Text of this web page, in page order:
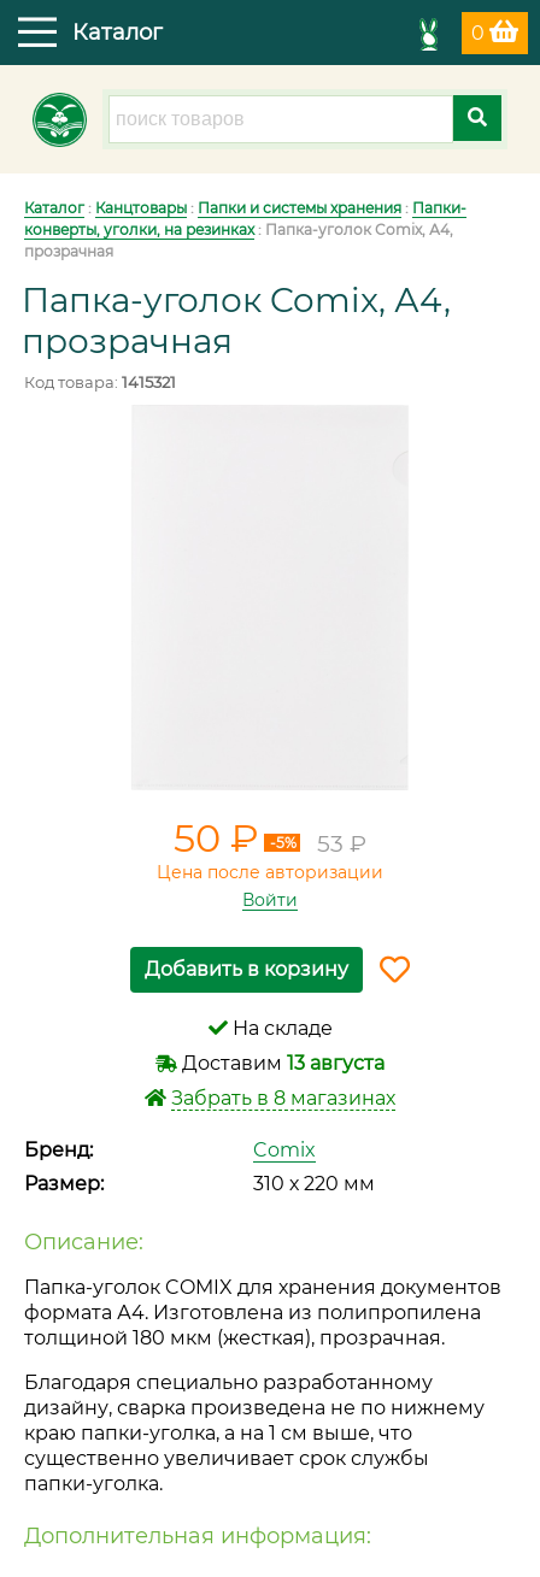
0
Каталог
Каталог: Канцтовары : Папки и системы хранения : Папки-
конверты, уголки, на резинках: Папка-уголок Comix, А4,
прозрачная
Папка-уголок Comix, А4,
прозрачная
Код товара: 1415321
50 ₽ -5% 53 ₽
Цена после авторизации
Войти
Добавить в корзину
На складе
Доставим 13 августа
Забрать в 8 магазинах
Бренд:
Comix
Размер:
310 х 220 мм
Описание:
Папка-уголок COMIX для хранения документов
формата А4. Изготовлена из полипропилена
толщиной 180 мкм (жесткая), прозрачная.
Благодаря специально разработанному
дизайну, сварка произведена не по нижнему
краю папки-уголка, а на 1 см выше, что
существенно увеличивает срок службы
папки-уголка.
Дополнительная информация: